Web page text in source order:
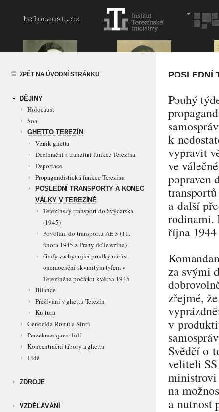
ZPĚT NA ÚVODNÍ STRÁNKU
DĚJINY
Holocaust
Šoa
GHETTO TEREZÍN
Vznik ghetta
Decimační a tranzitní funkce Terezína
Deportace
Propagandistická funkce Terezína
POSLEDNÍ TRANSPORTY A KONEC
VÁLKY V TEREZÍNĚ
Terezínský transport do Švýcarska
(1945)
Povolání do transportu AE 3 (11.
února 1945 z Prahy doTerezína)
Grafy zachycující prudký nárůst
onemocnění skvrnitým tyfem v
Terezíněna počátku května 1945
Bilance
Přežívání v ghettu Terezín
Kultura
Genocida Romů a Sintů
Perzekuce queer lidí
Koncentrační tábory a ghetta
Lidé
ZDROJE
VZDĚLÁVÁNÍ
POSLEDNÍ
Pouhý
k
vypravit
ve
popraven
a další
rodinami.
října
za svými
zřejmé,
v
Svědčí o
veliteli
ministrovi
na
a nutnost